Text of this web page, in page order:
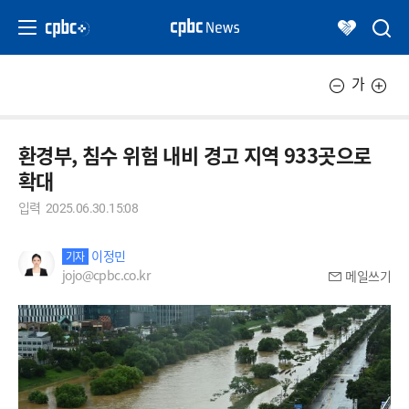
가
환경부, 침수 위험 내비 경고 지역 933곳으로
확대
입력 2025.06.30.15:08
기자 이정민
jojo@cpbc.co.kr
메일쓰기